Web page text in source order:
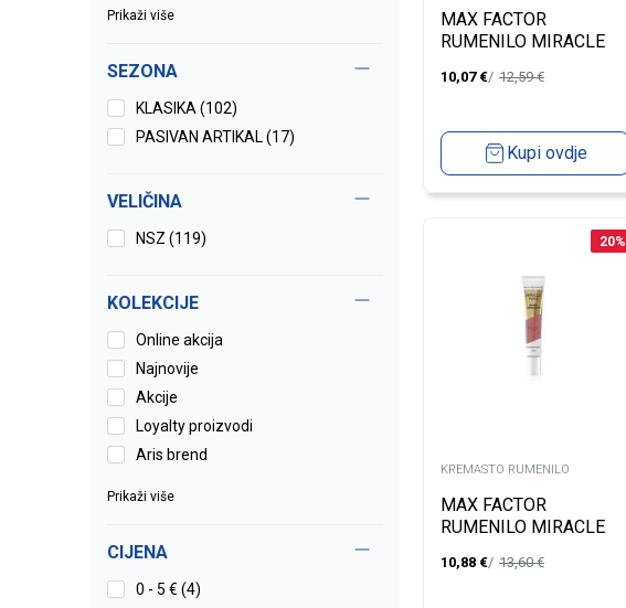
Prikaži više
SEZONA
KLASIKA (102)
PASIVAN ARTIKAL (17)
VELIČINA
NSZ (119)
KOLEKCIJE
Online akcija
Najnovije
Akcije
Loyalty proizvodi
Aris brend
Prikaži više
CIJENA
0 - 5 € (4)
MAX FACTOR
RUMENILO MIRACLE
15ML
10,07 € 12,59€
Kupi ovdje
20%
KREMASTO RUMENILO
MAX FACTOR
RUMENILO MIRACLE
10,88 € 13,60€